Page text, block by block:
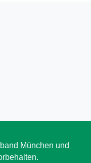
München und